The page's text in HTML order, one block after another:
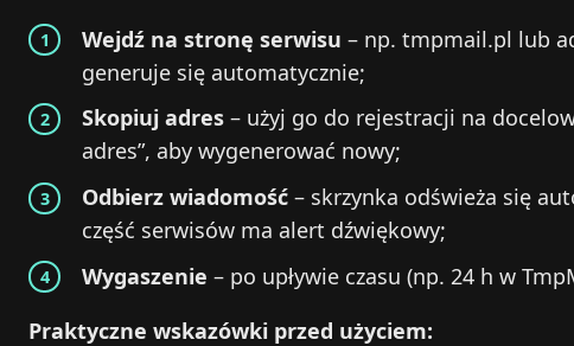
Wejdź na stronę serwisu – np. tmpmail.pl lub
generuje się automatycznie;
Skopiuj adres – użyj go do rejestracji na
adres”, aby wygenerować nowy;
Odbierz wiadomość – skrzynka odświeża się
część serwisów ma alert dźwiękowy;
Wygaszenie – po upływie czasu (np. 24 h w
Praktyczne wskazówki przed użyciem: